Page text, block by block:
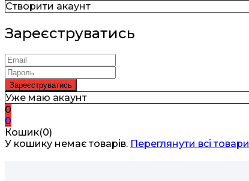
Створити акаунт
Зареєструватись
Уже маю акаунт
0
0
Кошик(0)
У кошику немає товарів. Переглянути всі товари